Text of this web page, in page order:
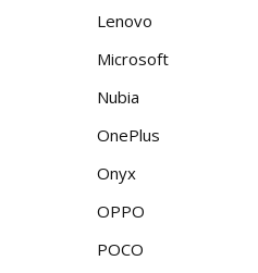
Lenovo
Microsoft
Nubia
OnePlus
Onyx
OPPO
POCO